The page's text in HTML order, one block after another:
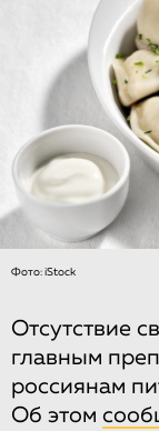
Фото: iStock
Отсутствие
главным
россиянам
Об этом